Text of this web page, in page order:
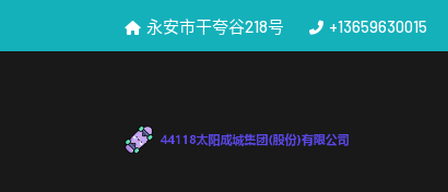
永安市干夸谷218号 +13659630015